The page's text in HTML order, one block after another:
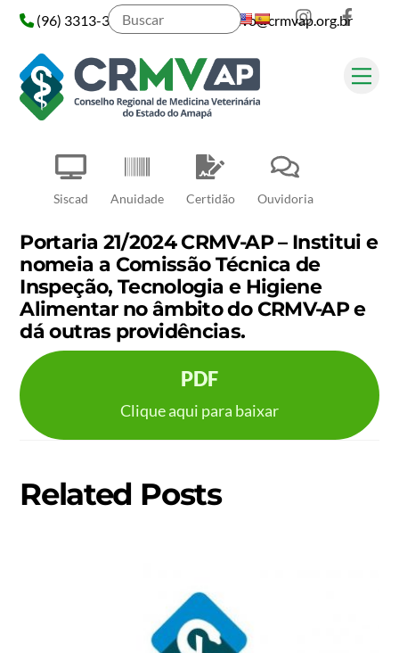
Skip
content
Siscad Anuidade Certidão Ouvidoria
Instagram
(96) 3313-3313
administrativo@crmvap.org.br
Pesquisar
Portaria 21/2024 CRMV-AP – Institui e
nomeia a Comissão Técnica de
Inspeção, Tecnologia e Higiene
Alimentar no âmbito do CRMV-AP e
dá outras providências.
PDF
Clique aqui para baixar
Related Posts